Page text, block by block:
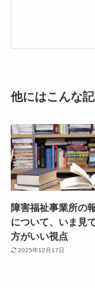
他にはこんな
障害福祉事業所の
について、いま見
方がいい視点
2025年12月17日